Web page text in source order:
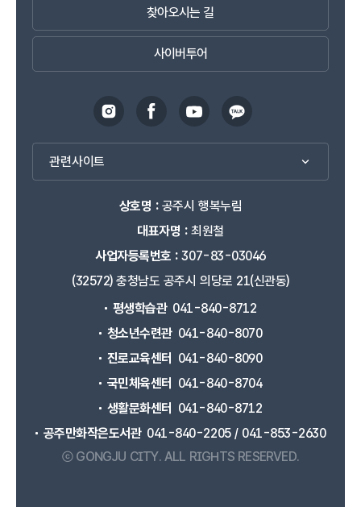
찾아오시는 길
사이버투어
관련사이트
상호명 :공주시 행복누림
대표자명 :최원철
사업자등록번호 :307-83-03046
(32572) 충청남도 공주시 의당로 21(신관동)
평생학습관 041-840-8712
청소년수련관 041-840-8070
진로교육센터
041-840-8090
국민체육센터
041-840-8704
생활문화센터
041-840-8712
공주만화작은도서관 041-840-2205 / 041-853-2630
ⓒ GONGJU CITY. ALL RIGHTS RESERVED.